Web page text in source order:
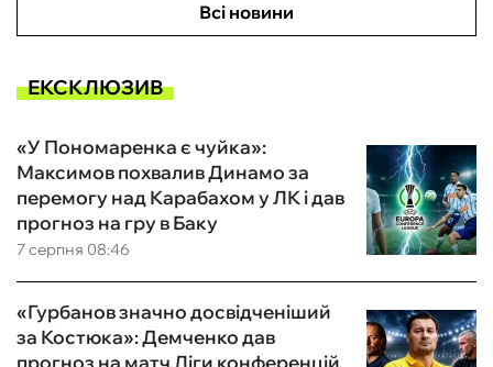
Всі новини
ЕКСКЛЮЗИВ
7 серпня 08:46
«У Пономаренка є чуйка»:
Максимов похвалив Динамо за
перемогу над Карабахом у ЛК і дав
прогноз на гру в Баку
«Гурбанов значно досвідченіший
за Костюка»: Демченко дав
прогноз на матч Ліги конференцій